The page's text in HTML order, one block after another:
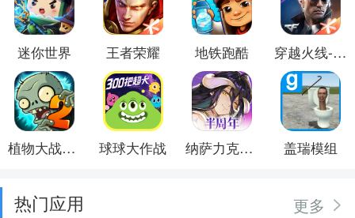
迷你世界 王者荣耀 地铁跑酷 穿越火线-枪战王者
植物大战僵尸2 球球大作战 纳萨力克之王 盖瑞模组
热门应用 更多